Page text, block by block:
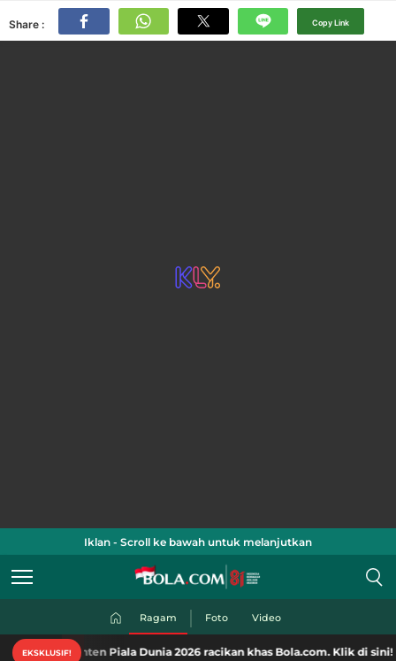
Share : Copy Link
Iklan - Scroll ke bawah untuk melanjutkan
Ragam Foto Video
EKSKLUSIF!
Piala Dunia 2026 racikan khas Bola.com. Klik di sini!